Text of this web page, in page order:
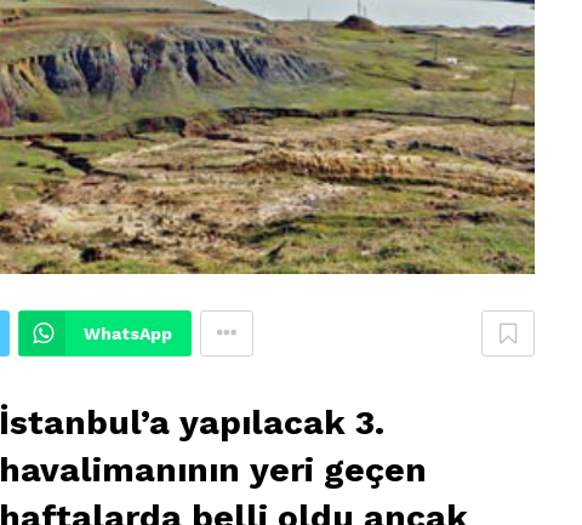
WhatsApp
İstanbul’a yapılacak 3.
havalimanının yeri geçen